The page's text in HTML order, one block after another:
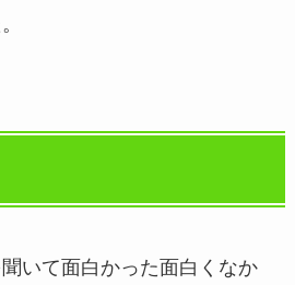
いて面白かった面白くなか